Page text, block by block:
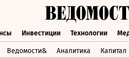
Инвестиции Технологии
Ведомости& Аналитика Капитал